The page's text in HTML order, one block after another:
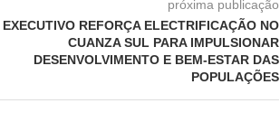
próxima publicação
EXECUTIVO REFORÇA ELECTRIFICAÇÃO NO
CUANZA SUL PARA IMPULSIONAR
DESENVOLVIMENTO E BEM-ESTAR DAS
POPULAÇÕES